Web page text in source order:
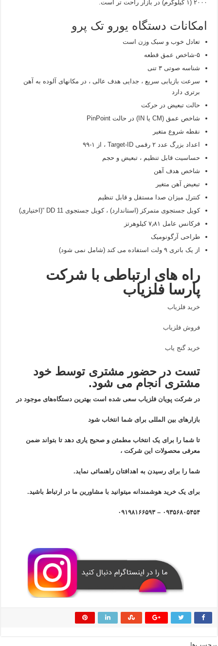
۲۰۰۰ (۱ کیلوگرم) در بازار راحت تر است.
امکانات دستگاه یورو تک پرو
تعادل خوب و سبک وزن است
۵-شاخص عمق قطعه
شناسه صوتی ۳ تنی
سرعت بازیابی سریع ، جدایی هدف عالی ، در مکانهای آلوده به آهن
برتری دارد
حالت تبعیض در حرکت
شاخص عمق (CM یا IN) در حالت PinPoint
نقطه شروع متغیر
اعداد بزرگ عدد ۲ رقمی Target-ID ، از ۱-۹۹
حساسیت قابل تنظیم ، تبعیض و حجم
شاخص هدف آهن
تبعیض آهن متغیر
کنترل میزان صدا مستقل و قابل تنظیم
کویل جستجوی متمرکز (استاندارد) ، کویل جستجوی DD 11 “(اختیاری)
فرکانس عامل ۷٫۸۱ کیلوهرتز
طراحی آرگونومیک
از یک باتری ۹ ولت استفاده می کند (شامل نمی شود)
راه های ارتباطی با شرکت
پارسا فلزیاب
خرید فلزیاب
فروش فلزیاب
خرید گنج یاب
تست در حضور مشتری توسط خود
مشتری انجام می شود.
در شرکت پویان فلزیاب سعی شده است بهترین دستگاه‌های موجود در
بازار‌های بین المللی برای شما انتخاب شود
تا شما را برای یک انتخاب مطمئن و صحیح یاری دهد تا بتواند ضمن
معرفی محصولات این شرکت ،
شما را برای رسیدن به اهدافتان راهنمائی نماید.
برای یک خرید هوشمندانه میتوانید با مشاورین ما در ارتباط باشید.
۰۹۳۵۶۸۰۵۴۵۴ – ۰۹۱۹۸۱۶۶۵۹۳